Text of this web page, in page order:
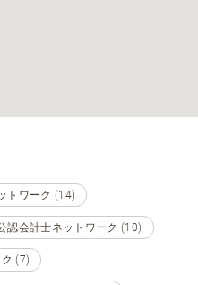
トワーク (14)
認会計士ネットワーク (10)
(7)